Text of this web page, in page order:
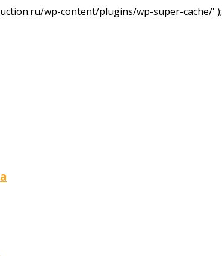
wp-content/plugins/wp-super-cache/' );